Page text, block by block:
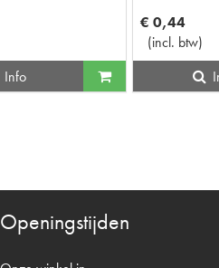
Info
€ 0,44
(incl. btw)
Openingstijden